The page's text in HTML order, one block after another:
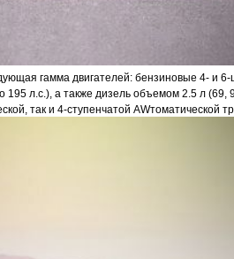
гамма двигателей: бензиновые 4- и
195 л.с.), а также дизель объемом 2.5 л (69,
так и 4-ступенчатой AWтоматической